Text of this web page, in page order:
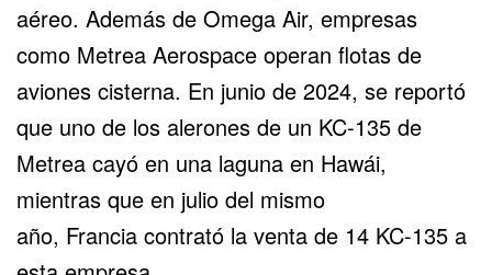
aéreo. Además de Omega Air, empresas
como Metrea Aerospace operan flotas de
aviones cisterna. En junio de 2024, se reportó
que uno de los alerones de un KC-135 de
Metrea cayó en una laguna en Hawái,
mientras que en julio del mismo
año, Francia contrató la venta de 14 KC-135 a